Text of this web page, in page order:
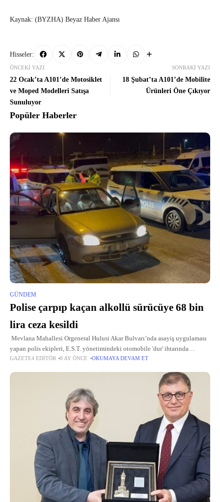
Kaynak: (BYZHA) Beyaz Haber Ajansı
Hisseler:
ÖNCEKI YAZI
22 Ocak’ta A101’de Motosiklet
ve Moped Modelleri Satışa
Sunuluyor
SONRAKI YAZI
18 Şubat’ta A101’de Mobilite
Ürünleri Öne Çıkıyor
Popüler Haberler
GÜNDEM
Polise çarpıp kaçan alkollü sürücüye 68 bin
lira ceza kesildi
Mevlana Mahallesi Orgeneral Hulusi Akar Bulvarı’nda asayiş uygulaması
yapan polis ekipleri, E.S.T. yönetimindeki otomobile 'dur' ihtarında
bulundu. Ekiplerin ihtarına uymayan E.S.T. uygulamada görevli polis
GAZETE4 EDITÖR 8 AY ÖNCE OKUMAYA DEVAM ET